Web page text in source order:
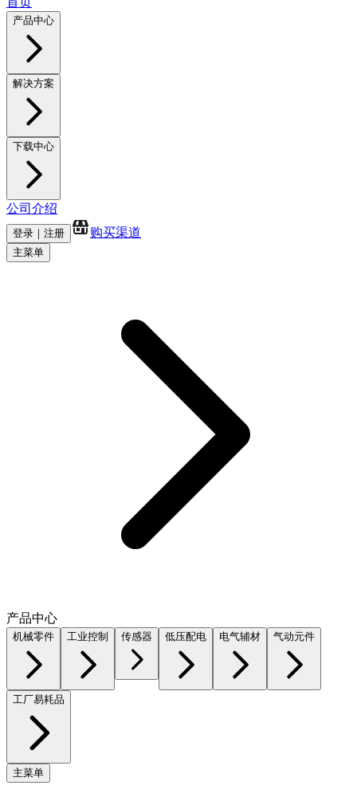
产品中心
解决方案
下载中心
公司介绍
登录｜注册 购买渠道
主菜单
产品中心
机械零件 工业控制 传感器 低压配电 电气辅材 气动元件
工厂易耗品
主菜单